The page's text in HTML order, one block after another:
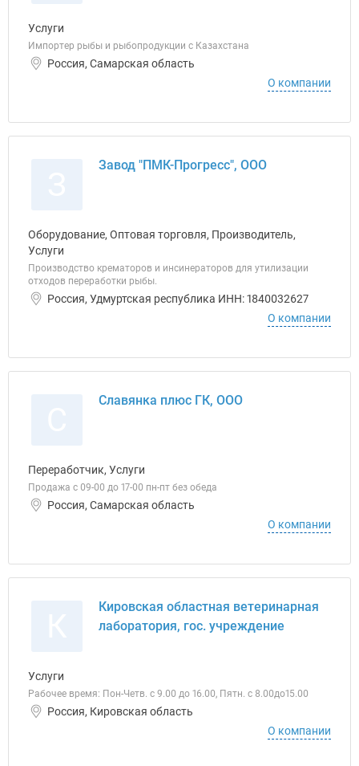
Услуги
Импортер рыбы и рыбопродукции с Казахстана
Россия, Самарская область
О компании
Завод "ПМК-Прогресс", ООО
Оборудование, Оптовая торговля, Производитель,
Услуги
Производство крематоров и инсинераторов для утилизации
отходов переработки рыбы.
Россия, Удмуртская республика ИНН: 1840032627
О компании
Славянка плюс ГК, ООО
Переработчик, Услуги
Продажа с 09-00 до 17-00 пн-пт без обеда
Россия, Самарская область
О компании
Кировская областная ветеринарная
лаборатория, гос. учреждение
Услуги
Рабочее время: Пон-Четв. с 9.00 до 16.00, Пятн. с 8.00до15.00
Россия, Кировская область
О компании